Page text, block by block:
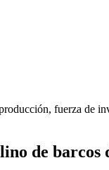
fuerza de
de barcos